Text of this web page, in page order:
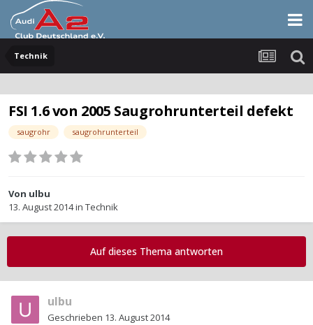
Technik
FSI 1.6 von 2005 Saugrohrunterteil defekt
saugrohr saugrohrunterteil
Von ulbu
13. August 2014in Technik
Auf dieses Thema antworten
ulbu
Geschrieben 13. August 2014